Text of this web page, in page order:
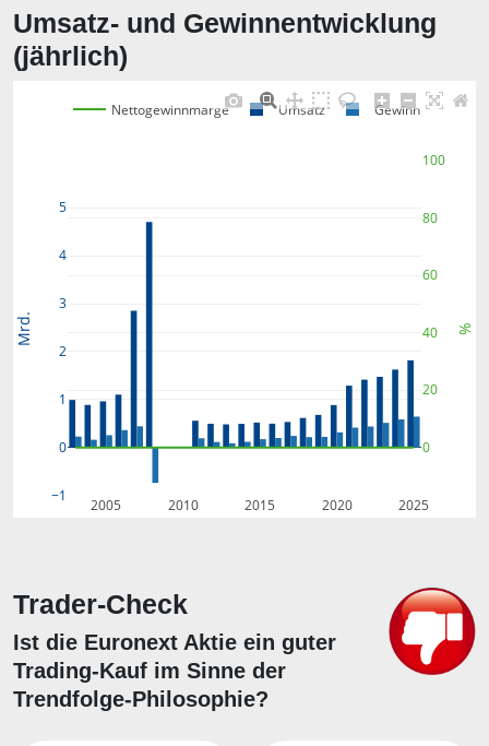
Umsatz- und Gewinnentwicklung
(jährlich)
2005 2010 2015 2020 2025
−1
0
1
2
3
4
5
0
20
40
60
80
100
Nettogewinnmarge Umsatz Gewinn
Mrd. %
Trader-Check
Ist die Euronext Aktie ein guter
Trading-Kauf im Sinne der
Trendfolge-Philosophie?